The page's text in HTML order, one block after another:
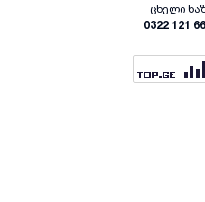
ცხელი
0322 121